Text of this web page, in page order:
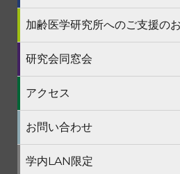
加齢医学研究所へのご支援の
研究会同窓会
アクセス
お問い合わせ
学内LAN限定